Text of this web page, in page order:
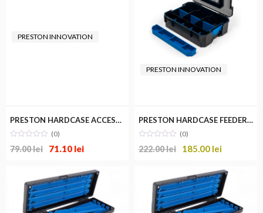
PRESTON INNOVATION
PRESTON HARDCASE ACCESSORY BOX XL
(0)
79.00lei 71.10 lei
PRESTON INNOVATION
PRESTON HARDCASE FEEDER SYSTEM
(0)
222.00lei 185.00 lei